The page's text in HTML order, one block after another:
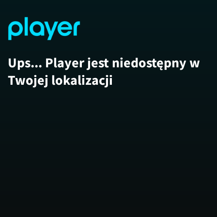
Ups... Player jest niedostępny w
Twojej lokalizacji